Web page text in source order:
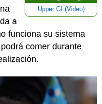
Upper GI (Video)
a
funciona su sistema
comer durante